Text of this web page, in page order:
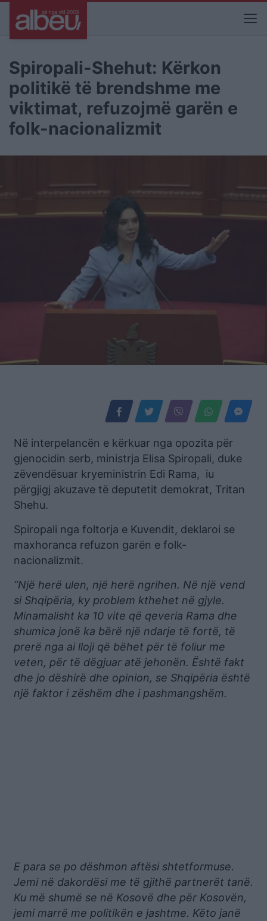
Spiropali-Shehut: Kërkon
politikë të brendshme me
viktimat, refuzojmë garën e
folk-nacionalizmit
Në interpelancën e kërkuar nga opozita për
gjenocidin serb, ministrja Elisa Spiropali, duke
zëvendësuar kryeministrin Edi Rama, iu
përgjigj akuzave të deputetit demokrat, Tritan
Shehu.
Spiropali nga foltorja e Kuvendit, deklaroi se
maxhoranca refuzon garën e folk-
nacionalizmit.
“Një herë ulen, një herë ngrihen. Në një vend
si Shqipëria, ky problem kthehet në gjyle.
Minamalisht ka 10 vite që qeveria Rama dhe
shumica jonë ka bërë një ndarje të fortë, të
prerë nga ai lloji që bëhet për të foliur me
veten, për të dëgjuar atë jehonën. Është fakt
dhe jo dëshirë dhe opinion, se Shqipëria është
një faktor i zëshëm dhe i pashmangshëm.
E para se po dëshmon aftësi shtetformuse.
Jemi në dakordësi me të gjithë partnerët tanë.
Ku më shumë se në Kosovë dhe për Kosovën,
jemi marrë me politikën e jashtme. Këto janë